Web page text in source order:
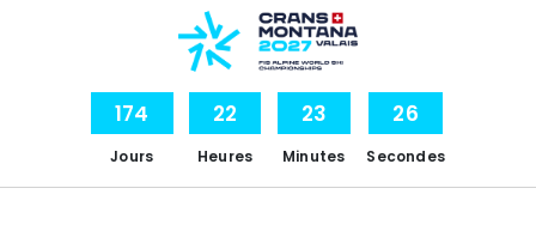
174
Jours
22
Heures
23
Minutes
25
Secondes